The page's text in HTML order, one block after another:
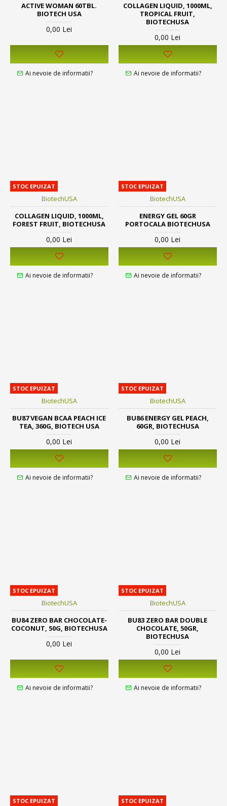
ACTIVE WOMAN 60TBL.
BIOTECH USA
0,00 Lei
Ai nevoie de informatii?
COLLAGEN LIQUID, 1000ML,
TROPICAL FRUIT,
BIOTECHUSA
0,00 Lei
Ai nevoie de informatii?
STOC EPUIZAT
BiotechUSA
COLLAGEN LIQUID, 1000ML,
FOREST FRUIT, BIOTECHUSA
0,00 Lei
Ai nevoie de informatii?
STOC EPUIZAT
BiotechUSA
ENERGY GEL 60GR
PORTOCALA BIOTECHUSA
0,00 Lei
Ai nevoie de informatii?
STOC EPUIZAT
BiotechUSA
BU87 VEGAN BCAA PEACH ICE
TEA, 360G, BIOTECH USA
0,00 Lei
Ai nevoie de informatii?
STOC EPUIZAT
BiotechUSA
BU86 ENERGY GEL PEACH,
60GR, BIOTECHUSA
0,00 Lei
Ai nevoie de informatii?
STOC EPUIZAT
BiotechUSA
BU84 ZERO BAR CHOCOLATE-
COCONUT, 50G, BIOTECHUSA
0,00 Lei
Ai nevoie de informatii?
STOC EPUIZAT
BiotechUSA
BU83 ZERO BAR DOUBLE
CHOCOLATE, 50GR,
BIOTECHUSA
0,00 Lei
Ai nevoie de informatii?
STOC EPUIZAT STOC EPUIZAT